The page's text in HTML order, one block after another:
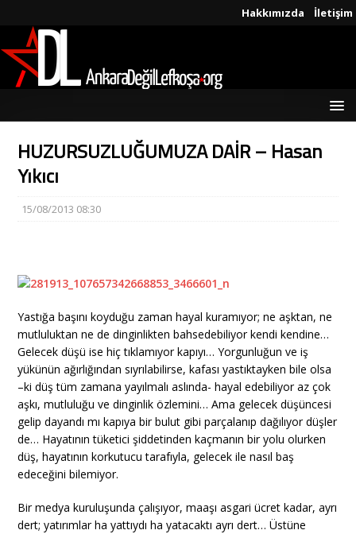
Hakkımızda İletişim
HUZURSUZLUĞUMUZA DAİR – Hasan
Yıkıcı
15/08/2013 08:30
Yastığa başını koyduğu zaman hayal kuramıyor; ne aşktan, ne
mutluluktan ne de dinginlikten bahsedebiliyor kendi kendine…
Gelecek düşü ise hiç tıklamıyor kapıyı… Yorgunluğun ve iş
yükünün ağırlığından sıyrılabilirse, kafası yastıktayken bile olsa
–ki düş tüm zamana yayılmalı aslında- hayal edebiliyor az çok
aşkı, mutluluğu ve dinginlik özlemini… Ama gelecek düşüncesi
gelip dayandı mı kapıya bir bulut gibi parçalanıp dağılıyor düşler
de… Hayatının tüketici şiddetinden kaçmanın bir yolu olurken
düş, hayatının korkutucu tarafıyla, gelecek ile nasıl baş
edeceğini bilemiyor.
Bir medya kuruluşunda çalışıyor, maaşı asgari ücret kadar, ayrı
dert; yatırımlar ha yattıydı ha yatacaktı ayrı dert… Üstüne